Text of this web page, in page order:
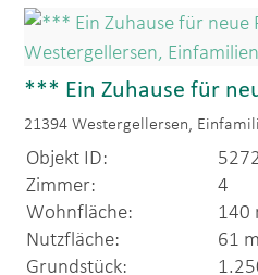
*** Ein Zuhause für
21394 Westergellersen,
Objekt ID:
Zimmer:
4
Wohnfläche:
140
Nutzfläche:
61
Grundstück: